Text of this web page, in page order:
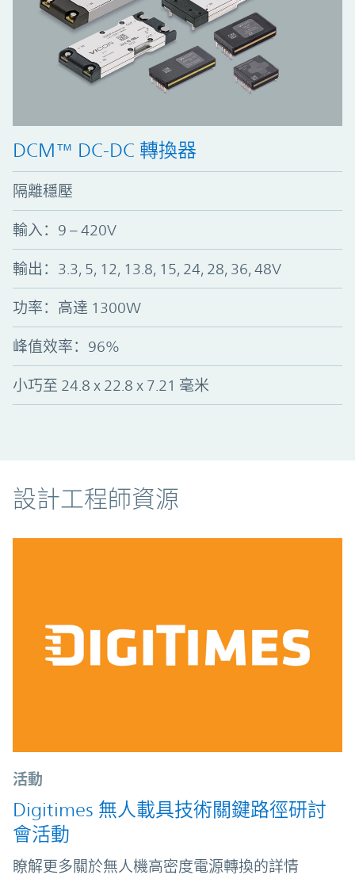
DCM™ DC-DC 轉換器
隔離穩壓
輸入：9 – 420V
輸出：3.3, 5, 12, 13.8, 15, 24, 28, 36, 48V
功率：高達 1300W
峰值效率：96%
小巧至 24.8 x 22.8 x 7.21 毫米
資源
設計工程師資源
活動
Digitimes 無人載具技術關鍵路徑研討
會活動
瞭解更多關於無人機高密度電源轉換的詳情